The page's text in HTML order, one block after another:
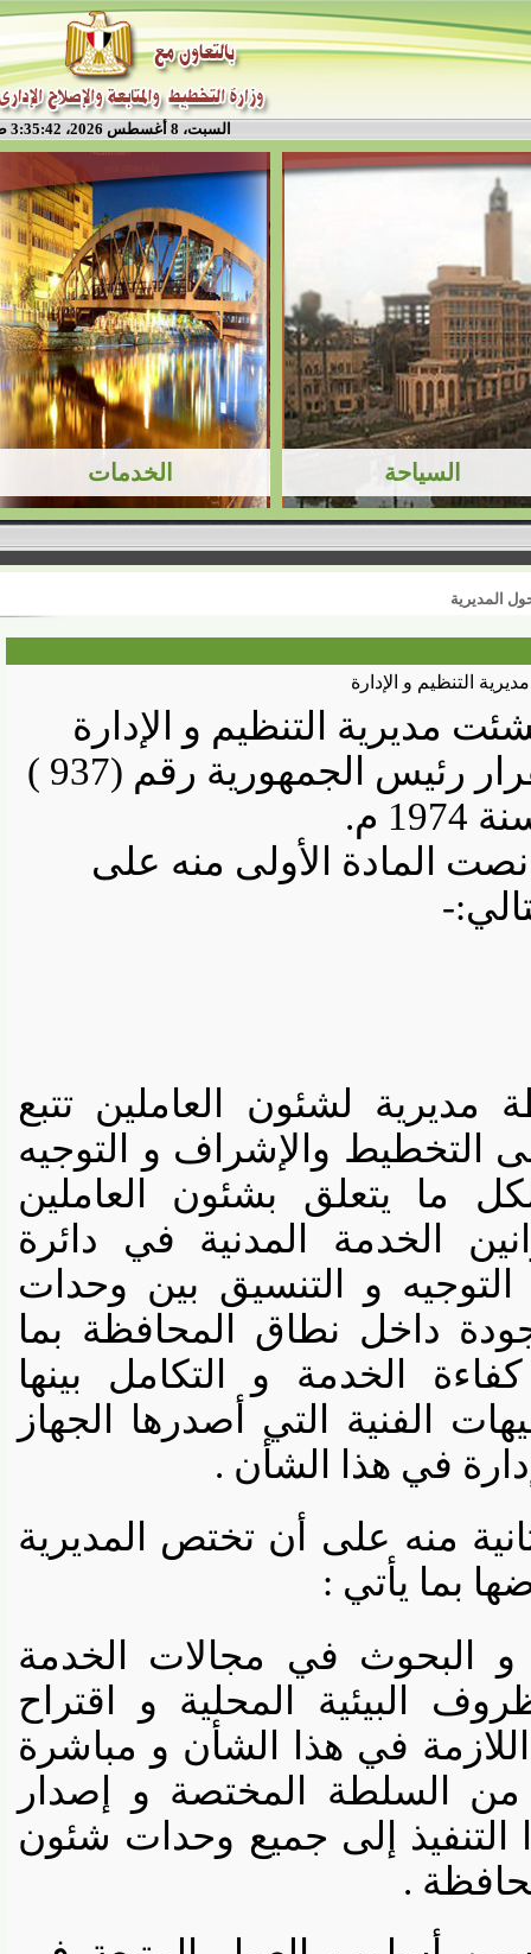
السبت، 8 أغسطس 2026، 3:35:43 ص
التنظيم و الإدارة
مديرية التنظيم و الإدارة
بقرار رئيس الجمهورية رقم (937 )
م
.
المادة الأولى منه على
-:
لشئون العاملين تتبع
والإشراف و التوجيه
ما يتعلق بشئون العاملين
الخدمة المدنية في دائرة
و التنسيق بين وحدات
داخل نطاق المحافظة بما
الخدمة و التكامل بينها
الفنية التي أصدرها الجهاز
في هذا الشأن .
منه على أن تختص المديرية
يأتي :
البحوث في مجالات الخدمة
البيئية المحلية و اقتراح
في هذا الشأن و مباشرة
من السلطة المختصة و إصدار
التنفيذ إلى جميع وحدات شئون
.